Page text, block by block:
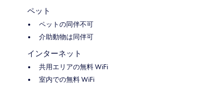
ペット
ペットの同伴不可
介助動物は同伴可
インターネット
共用エリアの無料 WiFi
室内での無料 WiFi